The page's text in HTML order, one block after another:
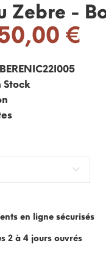
Zebre -
€
Stock
en ligne sécurisés
2 à 4 jours ouvrés